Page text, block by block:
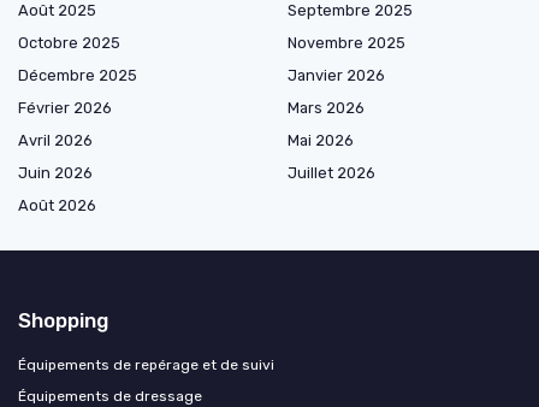
Août 2025
Septembre 2025
Octobre 2025
Novembre 2025
Décembre 2025
Janvier 2026
Février 2026
Mars 2026
Avril 2026
Mai 2026
Juin 2026
Juillet 2026
Août 2026
Shopping
Équipements de repérage et de suivi
Équipements de dressage